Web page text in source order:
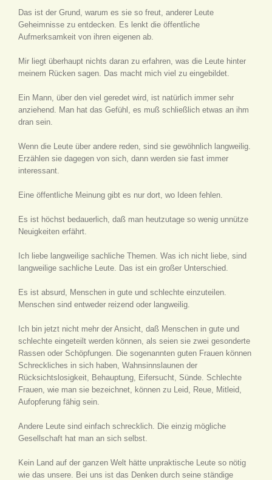
Das ist der Grund, warum es sie so freut, anderer Leute
Geheimnisse zu entdecken. Es lenkt die öffentliche
Aufmerksamkeit von ihren eigenen ab.
Mir liegt überhaupt nichts daran zu erfahren, was die Leute hinter
meinem Rücken sagen. Das macht mich viel zu eingebildet.
Ein Mann, über den viel geredet wird, ist natürlich immer sehr
anziehend. Man hat das Gefühl, es muß schließlich etwas an ihm
dran sein.
Wenn die Leute über andere reden, sind sie gewöhnlich langweilig.
Erzählen sie dagegen von sich, dann werden sie fast immer
interessant.
Eine öffentliche Meinung gibt es nur dort, wo Ideen fehlen.
Es ist höchst bedauerlich, daß man heutzutage so wenig unnütze
Neuigkeiten erfährt.
Ich liebe langweilige sachliche Themen. Was ich nicht liebe, sind
langweilige sachliche Leute. Das ist ein großer Unterschied.
Es ist absurd, Menschen in gute und schlechte einzuteilen.
Menschen sind entweder reizend oder langweilig.
Ich bin jetzt nicht mehr der Ansicht, daß Menschen in gute und
schlechte eingeteilt werden können, als seien sie zwei gesonderte
Rassen oder Schöpfungen. Die sogenannten guten Frauen können
Schreckliches in sich haben, Wahnsinnslaunen der
Rücksichtslosigkeit, Behauptung, Eifersucht, Sünde. Schlechte
Frauen, wie man sie bezeichnet, können zu Leid, Reue, Mitleid,
Aufopferung fähig sein.
Andere Leute sind einfach schrecklich. Die einzig mögliche
Gesellschaft hat man an sich selbst.
Kein Land auf der ganzen Welt hätte unpraktische Leute so nötig
wie das unsere. Bei uns ist das Denken durch seine ständige